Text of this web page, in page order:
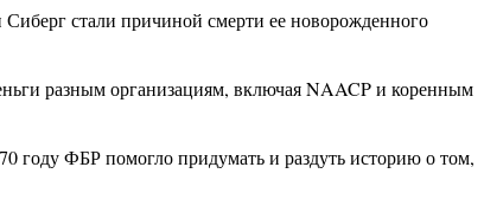
стали причиной смерти ее новорожденного
разным организациям, включая NAACP и коренным
году ФБР помогло придумать и раздуть историю о том,